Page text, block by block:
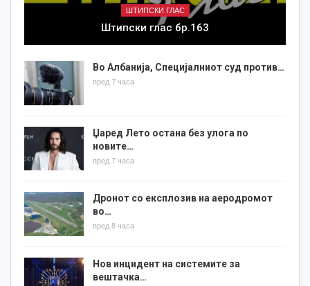
ШТИПСКИ ГЛАС
Штипски глас бр.163
Во Албанија, Специјалниот суд против…
пред 7 часа
Џаред Лето остана без улога по
новите…
пред 7 часа
Дронот со експлозив на аеродромот
во…
пред 8 часа
Нов инцидент на системите за
вештачка…